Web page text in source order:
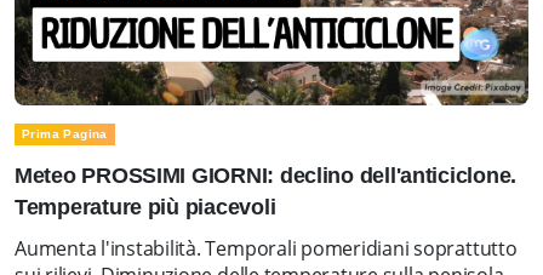
Prima Pagina
Meteo PROSSIMI GIORNI: declino dell'anticiclone.
Temperature più piacevoli
Aumenta l'instabilità. Temporali pomeridiani soprattutto